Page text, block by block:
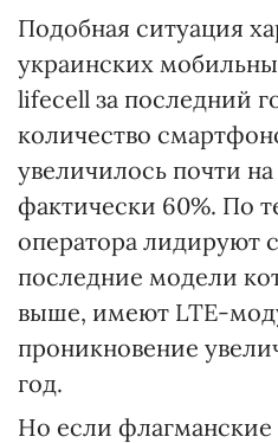
Подобная ситуация
украинских
lifecell за последний
количество
увеличилось почти
фактически 60%. По
оператора лидируют
последние модели
выше, имеют LTE-
проникновение
год.
Но если